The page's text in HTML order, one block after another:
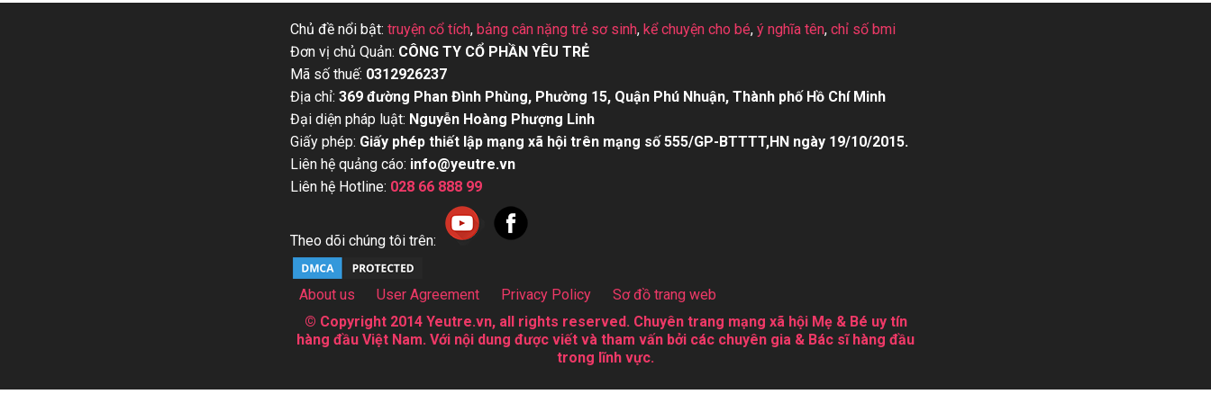
Chủ đề nổi bật: truyện cổ tích, bảng cân nặng trẻ sơ sinh, kể chuyện cho bé, ý nghĩa tên, chỉ số bmi
Đơn vị chủ Quản: CÔNG TY CỔ PHẦN YÊU TRẺ
Mã số thuế: 0312926237
Địa chỉ: 369 đường Phan Đình Phùng, Phường 15, Quận Phú Nhuận, Thành phố Hồ Chí Minh
Đại diện pháp luật: Nguyễn Hoàng Phượng Linh
Giấy phép: Giấy phép thiết lập mạng xã hội trên mạng số 555/GP-BTTTT,HN ngày 19/10/2015.
Liên hệ quảng cáo: info@yeutre.vn
Liên hệ Hotline: 028 66 888 99
Theo dõi chúng tôi trên:
About us User Agreement Privacy Policy
Sơ đồ trang web
© Copyright 2014 Yeutre.vn, all rights reserved. Chuyên trang mạng xã hội Mẹ & Bé uy tín
hàng đầu Việt Nam. Với nội dung được viết và tham vấn bởi các chuyên gia & Bác sĩ hàng đầu
trong lĩnh vực.